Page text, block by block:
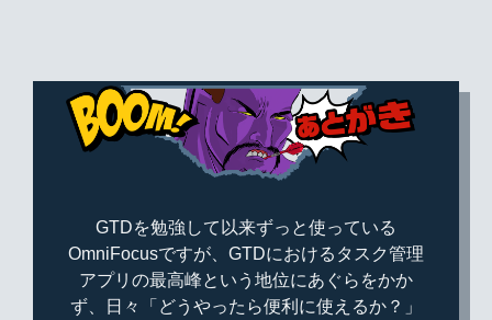
GTDを勉強して以来ずっと使っている
OmniFocusですが、GTDにおけるタスク管理
アプリの最高峰という地位にあぐらをかか
ず、日々「どうやったら便利に使えるか？」